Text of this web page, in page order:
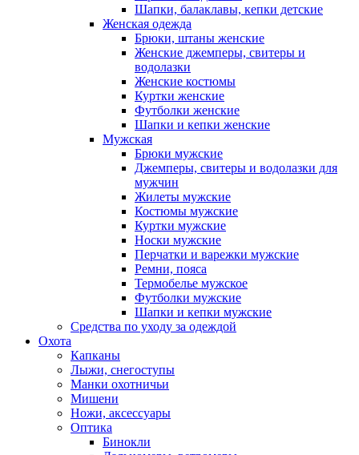
Шапки, балаклавы, кепки детские
Женская одежда
Брюки, штаны женские
Женские джемперы, свитеры и
водолазки
Женские костюмы
Куртки женские
Футболки женские
Шапки и кепки женские
Мужская
Брюки мужские
Джемперы, свитеры и водолазки для
мужчин
Жилеты мужские
Костюмы мужские
Куртки мужские
Носки мужские
Перчатки и варежки мужские
Ремни, пояса
Термобелье мужское
Футболки мужские
Шапки и кепки мужские
Средства по уходу за одеждой
Охота
Капканы
Лыжи, снегоступы
Манки охотничьи
Мишени
Ножи, аксессуары
Оптика
Бинокли